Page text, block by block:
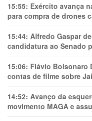
15:55: Exército avança
para compra de drones
15:44: Alfredo Gaspar
candidatura ao Senado
15:06: Flávio Bolsonaro
contas de filme sobre
14:52: Avanço da
movimento MAGA e